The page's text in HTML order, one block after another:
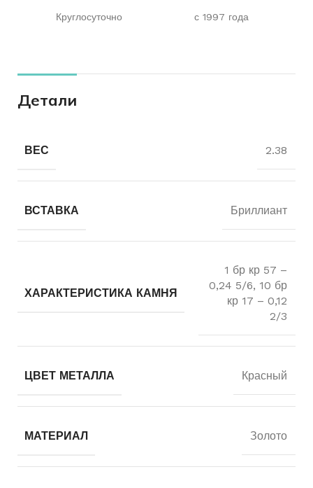
Круглосуточно с 1997 года
Детали
ВЕС 2.38
ВСТАВКА Бриллиант
ХАРАКТЕРИСТИКА КАМНЯ
1 бр кр 57 –
0,24 5/6, 10 бр
кр 17 – 0,12
2/3
ЦВЕТ МЕТАЛЛА Красный
МАТЕРИАЛ Золото